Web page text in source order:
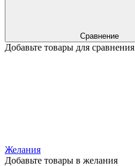
Сравнение
Добавьте товары для сравнения
Желания
Добавьте товары в желания